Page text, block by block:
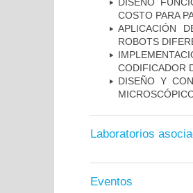
COSTO PARA
APLICACIÓN
ROBOTS
CODIFICADOR
DISEÑO Y
Laboratorios
Eventos